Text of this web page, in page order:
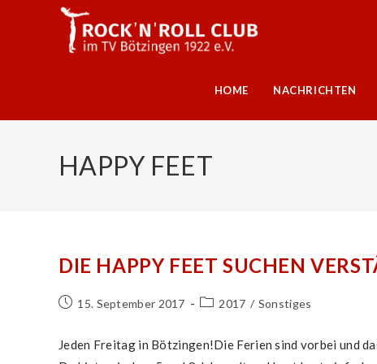
HOME NACHRICHTEN
HAPPY FEET
DIE HAPPY FEET SUCHEN
Beitrag15. September 2017
Beitrags-
2017 / Sonstiges
Jeden Freitag in Bötzingen!Die Ferien sind vorbei und